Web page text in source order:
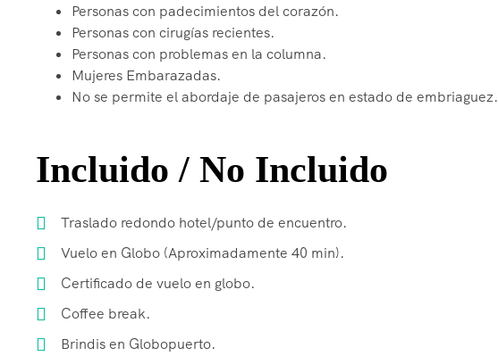
Personas con padecimientos del corazón.
Personas con cirugías recientes.
Personas con problemas en la columna.
Mujeres Embarazadas.
No se permite el abordaje de pasajeros en estado de embriaguez.
Incluido / No Incluido
Traslado redondo hotel/punto de encuentro.
Vuelo en Globo (Aproximadamente 40 min).
Certificado de vuelo en globo.
Coffee break.
Brindis en Globopuerto.